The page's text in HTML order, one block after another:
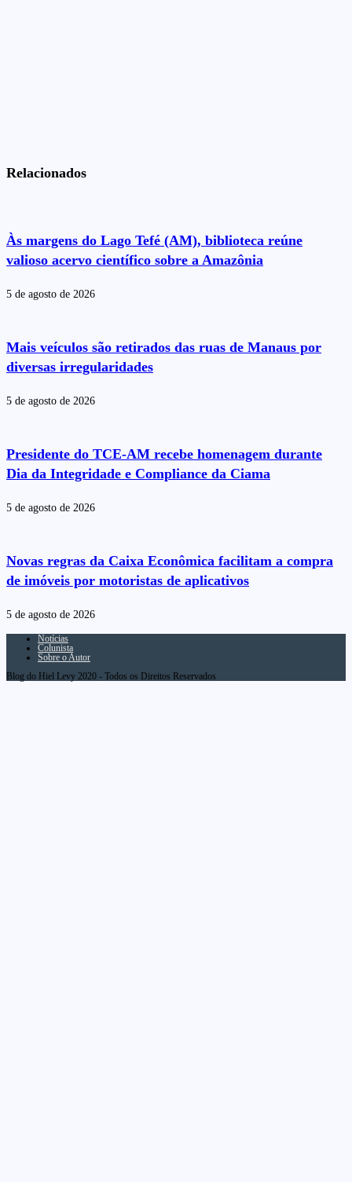
Relacionados
Às margens do Lago Tefé (AM), biblioteca reúne
valioso acervo científico sobre a Amazônia
5 de agosto de 2026
Mais veículos são retirados das ruas de Manaus por
diversas irregularidades
5 de agosto de 2026
Presidente do TCE-AM recebe homenagem durante
Dia da Integridade e Compliance da Ciama
5 de agosto de 2026
Novas regras da Caixa Econômica facilitam a compra
de imóveis por motoristas de aplicativos
5 de agosto de 2026
Notícias
Colunista
Sobre o Autor
Blog do Hiel Levy 2020 - Todos os Direitos Reservados